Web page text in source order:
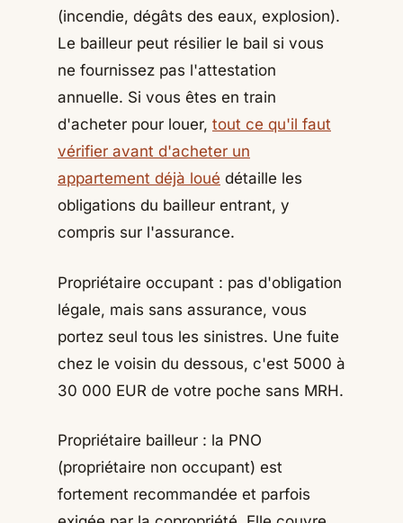
(incendie, dégâts des eaux, explosion).
Le bailleur peut résilier le bail si vous
ne fournissez pas l'attestation
annuelle. Si vous êtes en train
d'acheter pour louer, tout ce qu'il faut
vérifier avant d'acheter un
appartement déjà loué détaille les
obligations du bailleur entrant, y
compris sur l'assurance.
Propriétaire occupant : pas d'obligation
légale, mais sans assurance, vous
portez seul tous les sinistres. Une fuite
chez le voisin du dessous, c'est 5000 à
30 000 EUR de votre poche sans MRH.
Propriétaire bailleur : la PNO
(propriétaire non occupant) est
fortement recommandée et parfois